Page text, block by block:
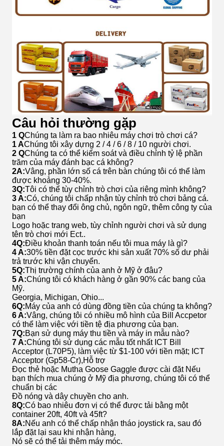
Câu hỏi thường gặp
1 QChúng ta làm ra bao nhiêu máy chơi trò chơi cá?
1 AChúng tôi xây dựng 2 / 4 / 6 / 8 / 10 người chơi.
2 QChúng ta có thể kiểm soát và điều chỉnh tỷ lệ phần
trăm của máy đánh bạc cá không?
2A:Vâng, phần lớn số cá trên bàn chúng tôi có thể làm
được khoảng 30-40%.
3Q:Tôi có thể tùy chỉnh trò chơi của riêng mình không?
3 A:Có, chúng tôi chấp nhận tùy chỉnh trò chơi bảng cá.
bạn có thể thay đổi ông chủ, ngôn ngữ, thêm công ty của
bạn
Logo hoặc trang web, tùy chỉnh người chơi và sử dụng
tên trò chơi mới Ect..
4Q:Điều khoản thanh toán nếu tôi mua máy là gì?
4 A:30% tiền đặt cọc trước khi sản xuất 70% số dư phải
trả trước khi vận chuyển.
5Q:Thị trường chính của anh ở Mỹ ở đâu?
5 A:Chúng tôi có khách hàng ở gần 90% các bang của
Mỹ.
Georgia, Michigan, Ohio...
6Q:Máy của anh có dùng đồng tiền của chúng ta không?
6 A:Vâng, chúng tôi có nhiều mô hình của Bill Accpetor
có thể làm việc với tiền tệ địa phương của bạn.
7Q:Bạn sử dụng máy thu tiền và máy in mẫu nào?
7 A:Chúng tôi sử dụng các mẫu tốt nhất ICT Bill
Acceptor (L70P5), làm việc từ $1-100 với tiền mặt; ICT
Acceptor (Gp58-Cr),Hỗ trợ
Đọc thẻ hoặc Mutha Goose Gaggle được cài đặt Nếu
bạn thích mua chúng ở Mỹ địa phương, chúng tôi có thể
chuẩn bị các
Đồ nóng và dây chuyền cho anh.
8Q:Có bao nhiêu đơn vị có thể được tải bằng một
container 20ft, 40ft và 45ft?
8A:Nếu anh có thể chấp nhận tháo joystick ra, sau đó
lắp đặt lại sau khi nhận hàng,
Nó sẽ có thể tải thêm máy móc.